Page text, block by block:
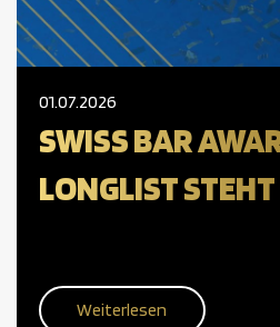
01.07.2026
SWISS BAR
LONGLIST STEHT
Weiterlesen